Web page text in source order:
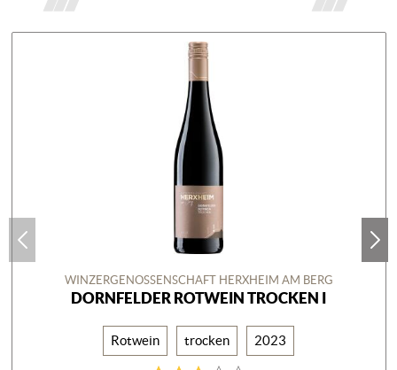
WINZERGENOSSENSCHAFT HERXHEIM AM BERG
DORNFELDER ROTWEIN TROCKEN I
Rotwein trocken 2023